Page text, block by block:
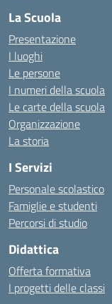
La Scuola
Presentazione
I luoghi
Le persone
I numeri della scuola
Le carte della scuola
Organizzazione
La storia
I Servizi
Personale scolastico
Famiglie e studenti
Percorsi di studio
Didattica
Offerta formativa
I progetti delle classi